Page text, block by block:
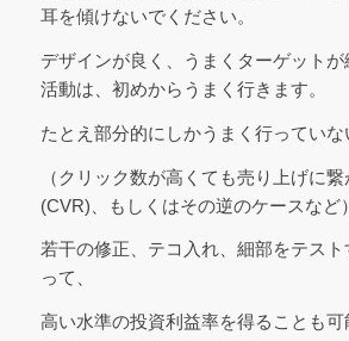
耳を傾けないでください。
デザインが良く、うまくターゲット
活動は、初めからうまく行きます。
たとえ部分的にしかうまく行っていな
（クリック数が高くても売り上げに
(CVR)、もしくはその逆のケースなど
若干の修正、テコ入れ、細部をテスト
って、
高い水準の投資利益率を得ることも可